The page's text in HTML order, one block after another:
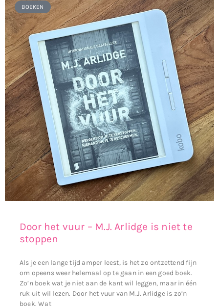
BOEKEN
Door het vuur – M.J. Arlidge is niet te
stoppen
Als je een lange tijd amper leest, is het zo ontzettend fijn
om opeens weer helemaal op te gaan in een goed boek.
Zo’n boek wat je niet aan de kant wil leggen, maar in één
ruk uit wil lezen. Door het vuur van M.J. Arlidge is zo’n
boek. Wat